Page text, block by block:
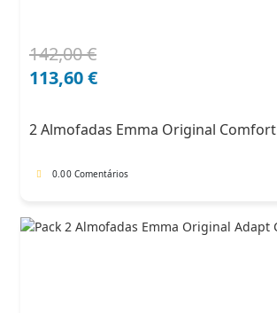
142,00€
O
preço
142,00 €.
113,60€
O
preço
113,60 €.
2 Almofadas Emma Original Comfort
0.00 Comentários